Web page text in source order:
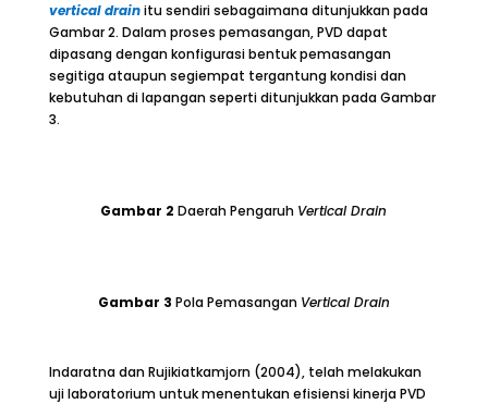
vertical drainitu sendiri sebagaimana ditunjukkan pada
Gambar 2. Dalam proses pemasangan, PVD dapat
dipasang dengan konfigurasi bentuk pemasangan
segitiga ataupun segiempat tergantung kondisi dan
kebutuhan di lapangan seperti ditunjukkan pada Gambar
3.
Gambar 2 Daerah Pengaruh Vertical Drain
Gambar 3 Pola Pemasangan Vertical Drain
Indaratna dan Rujikiatkamjorn (2004), telah melakukan
uji laboratorium untuk menentukan efisiensi kinerja PVD